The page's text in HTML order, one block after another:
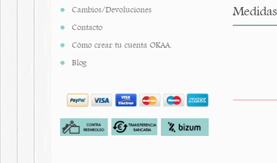
Cambios/Devoluciones
Contacto
Cómo crear tu cuenta OKAA.
Blog